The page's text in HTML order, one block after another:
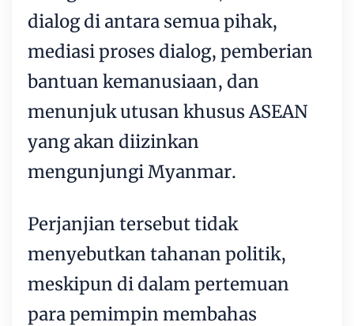
dialog di antara semua pihak,
mediasi proses dialog, pemberian
bantuan kemanusiaan, dan
menunjuk utusan khusus ASEAN
yang akan diizinkan
mengunjungi Myanmar.
Perjanjian tersebut tidak
menyebutkan tahanan politik,
meskipun di dalam pertemuan
para pemimpin membahas